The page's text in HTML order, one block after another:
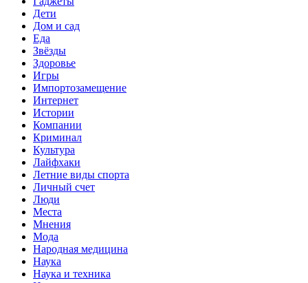
Дети
Дом и сад
Еда
Звёзды
Здоровье
Игры
Импортозамещение
Интернет
Истории
Компании
Криминал
Культура
Лайфхаки
Летние виды спорта
Личный счет
Люди
Места
Мнения
Мода
Народная медицина
Наука
Наука и техника